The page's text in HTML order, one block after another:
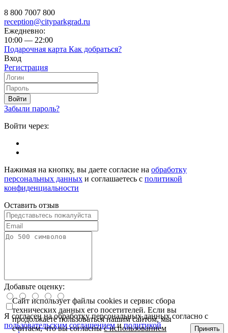
8 800 7007 800
reception@cityparkgrad.ru
Ежедневно:
10:00 — 22:00
Подарочная карта Как добраться?
Вход
Регистрация
Войти
Забыли пароль?
Войти через:
Нажимая на кнопку, вы даете согласие на обработку
персональных данных и соглашаетесь с политикой
конфиденциальности
Оставить отзыв
Добавьте оценку:
Я согласен на обработку персональных данных согласно с
пользовательским соглашениемиполитикой
Сайт использует файлы cookies и сервис сбора
технических данных его посетителей. Если вы
продолжаете пользоваться нашим сайтом, мы
считаем, что вы согласныс использованием Принять